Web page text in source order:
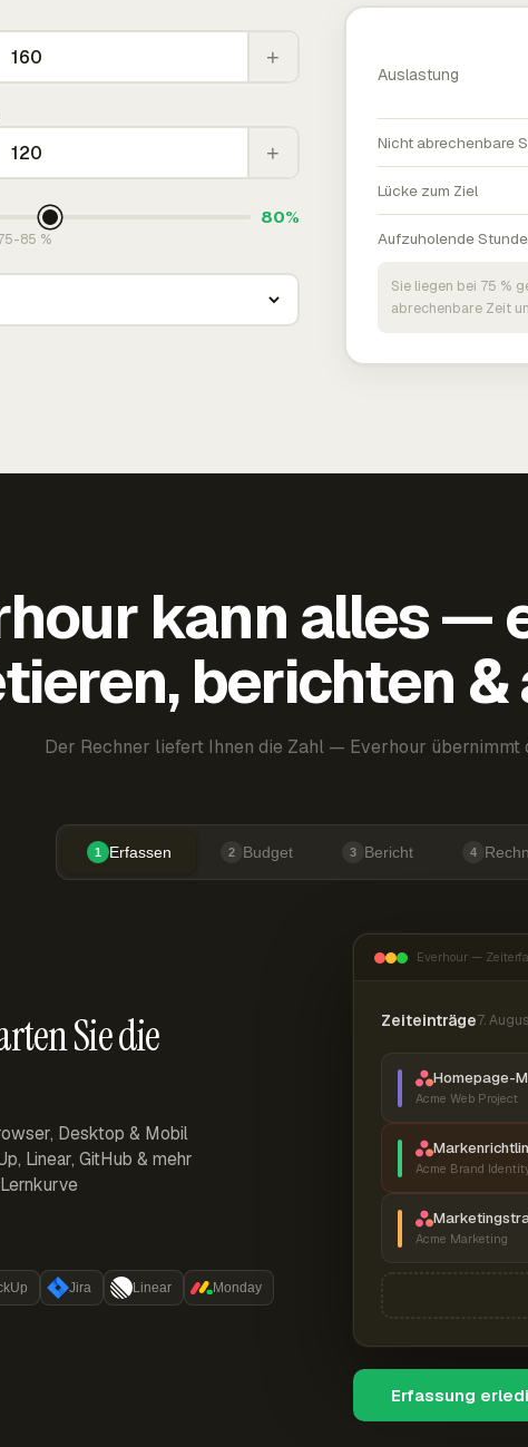
+
+
80%
85 %
Auslastung
Nicht abrechenbare
Lücke zum Ziel
Aufzuholende
Sie liegen bei 75 %
abrechenbare Zeit
kann alles —
berichten &
Der Rechner liefert Ihnen die Zahl — Everhour übernimmt
1 Erfassen 2 Budget 3 Bericht 4
Sie die
Desktop & Mobil
Linear, GitHub & mehr
Jira Linear Monday
Everhour —
Zeiteinträge7.
Homepage-
Acme Web Project
Acme Brand
Acme Marketing
Erfassung